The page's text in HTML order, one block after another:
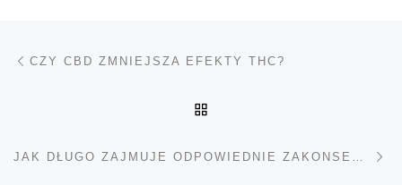
Nawigacja wpisu
CZY CBD ZMNIEJSZA EFEKTY THC?